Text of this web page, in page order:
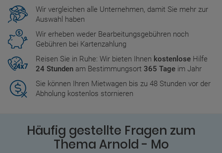
Wir vergleichen alle Unternehmen, damit Sie mehr zur
Auswahl haben
Wir erheben weder Bearbeitungsgebühren noch
Gebühren bei Kartenzahlung
Reisen Sie in Ruhe: Wir bieten Ihnen kostenlose Hilfe
24 Stunden am Bestimmungsort 365 Tage im Jahr
Sie können Ihren Mietwagen bis zu 48 Stunden vor der
Abholung kostenlos stornieren
Häufig gestellte Fragen zum
Thema Arnold - Mo